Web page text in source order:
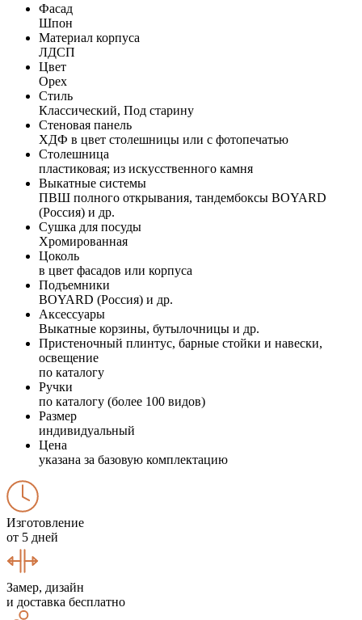
Фасад
Шпон
Материал корпуса
ЛДСП
Цвет
Орех
Стиль
Классический, Под старину
Стеновая панель
ХДФ в цвет столешницы или с фотопечатью
Столешница
пластиковая; из искусственного камня
Выкатные системы
ПВШ полного открывания, тандембоксы BOYARD
(Россия) и др.
Сушка для посуды
Хромированная
Цоколь
в цвет фасадов или корпуса
Подъемники
BOYARD (Россия) и др.
Аксессуары
Выкатные корзины, бутылочницы и др.
Пристеночный плинтус, барные стойки и навески,
освещение
по каталогу
Ручки
по каталогу (более 100 видов)
Размер
индивидуальный
Цена
указана за базовую комплектацию
Изготовление
от 5 дней
Замер, дизайн
и доставка бесплатно